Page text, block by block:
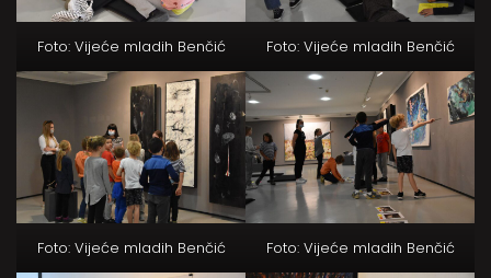
Foto: Vijeće mladih Benčić Foto: Vijeće mladih Benčić
Foto: Vijeće mladih Benčić Foto: Vijeće mladih Benčić